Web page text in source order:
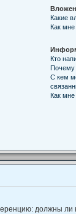
Какие
Как
Кто
Почему
С кем
Как
должны